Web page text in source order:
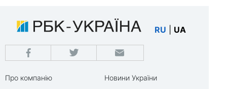
RU UA
Про компанію
Новини України